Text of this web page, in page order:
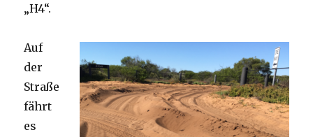
„H4“.
Auf
der
Straße
fährt
es